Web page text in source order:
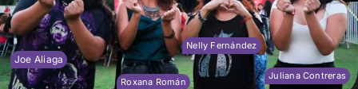
Joe Aliaga
Nelly Fernández
Roxana Román
Juliana Contreras